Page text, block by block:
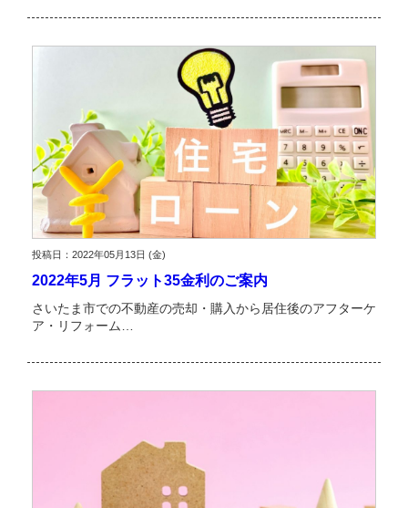
投稿日：2022年05月13日 (金)
2022年5月 フラット35金利のご案内
さいたま市での不動産の売却・購入から居住後のアフターケ
ア・リフォーム…